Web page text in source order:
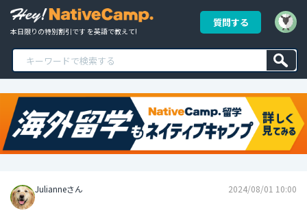
本日限りの特別割引です を英語で教えて!
質問する
Julianneさん 2024/08/01 10:00